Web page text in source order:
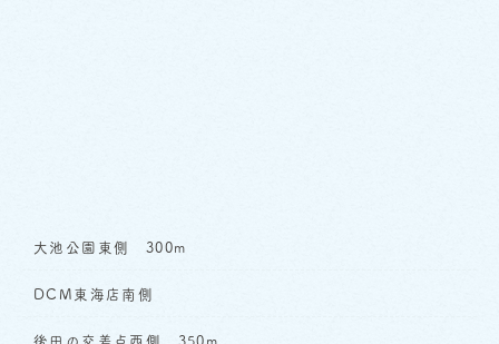
大池公園東側 300m
DCM東海店南側